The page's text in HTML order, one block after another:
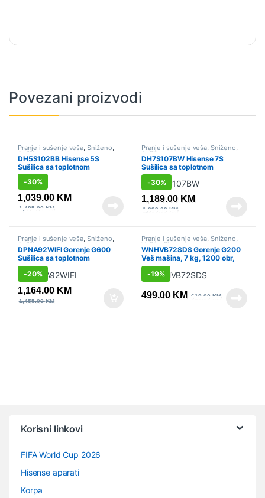
Povezani proizvodi
Pranje i sušenje veša Sniženo
Sušilice
DH5S102BB Hisense 5S
Sušilica sa toplotnom
pumpom, 10 kg
-30%
1,039.00 KM
1,485.00KM
Pranje i sušenje veša Sniženo
Sušilice
DH7S107BW Hisense 7S
Sušilica sa toplotnom
pumpom, 10 kg
-30%
1,189.00 KM
1,699.00KM
Pranje i sušenje veša, Sniženo,
Sušilice
DPNA92WIFI Gorenje G600
Sušilica sa toplotnom
pumpom, 9 kg
-20%
1,164.00 KM
1,455.00KM
Pranje i sušenje veša, Sniženo,
Veš mašine
WNHVB72SDS Gorenje G200
Veš mašina, 7 kg, 1200 obr,
Gorenje
-19%
499.00 KM 619.00KM
Korisni linkovi
FIFA World Cup 2026
Hisense aparati
Korpa